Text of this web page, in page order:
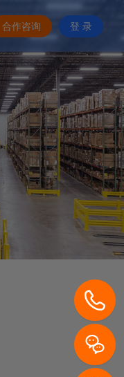
合作咨询 登 录